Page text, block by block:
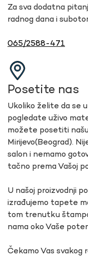
Za sva dodatna
radnog dana i
065/2588-471
Posetite nas
Ukoliko želite da se
pogledate uživo
možete posetiti
Mirijevo(Beograd).
salon i nemamo
tačno prema Vašoj
U našoj proizvodnji
izrađujemo tapete
tom trenutku
nama oko Vaše
Čekamo Vas svakog